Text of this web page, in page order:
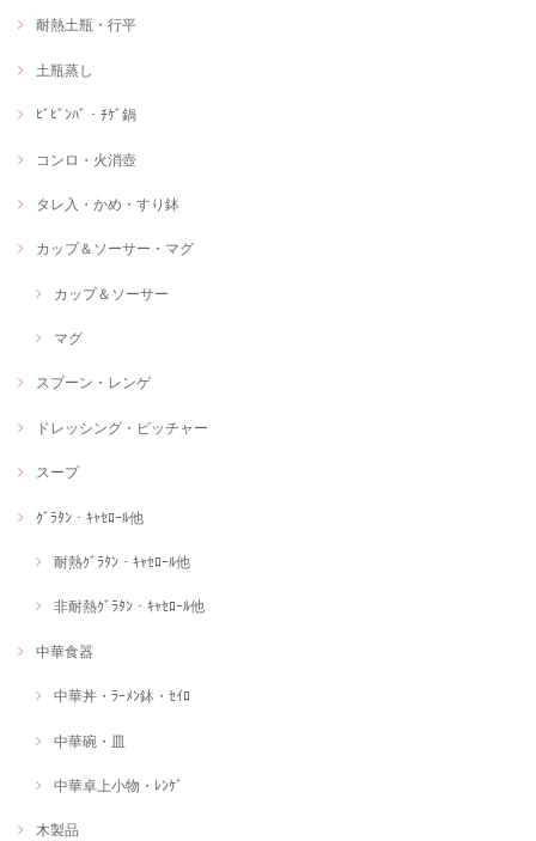
耐熱土瓶・行平
土瓶蒸し
ﾋﾞﾋﾞﾝﾊﾞ・ﾁｹﾞ鍋
コンロ・火消壺
タレ入・かめ・すり鉢
カップ＆ソーサー・マグ
カップ＆ソーサー
マグ
スプーン・レンゲ
ドレッシング・ピッチャー
スープ
ｸﾞﾗﾀﾝ・ｷｬｾﾛｰﾙ他
耐熱ｸﾞﾗﾀﾝ・ｷｬｾﾛｰﾙ他
非耐熱ｸﾞﾗﾀﾝ・ｷｬｾﾛｰﾙ他
中華食器
中華丼・ﾗｰﾒﾝ鉢・ｾｲﾛ
中華碗・皿
中華卓上小物・ﾚﾝｹﾞ
木製品